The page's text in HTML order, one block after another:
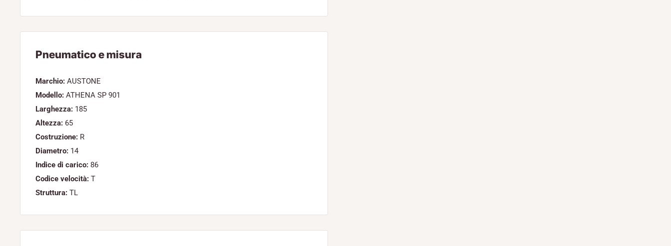
Pneumatico e misura
Marchio: AUSTONE
Modello: ATHENA SP 901
Larghezza: 185
Altezza: 65
Costruzione: R
Diametro: 14
Indice di carico: 86
Codice velocità: T
Struttura: TL